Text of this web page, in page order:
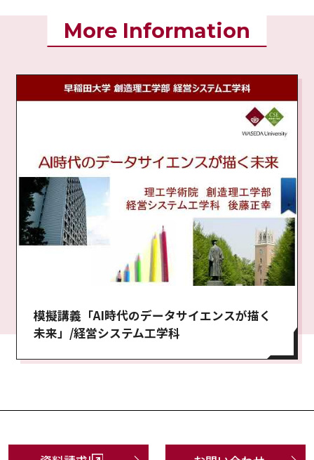
More Information
模擬講義「AI時代のデータサイエンスが描く
未来」/経営システム工学科